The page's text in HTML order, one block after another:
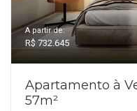
A partir de:
R$ 732.645
Apartamento à
57m²